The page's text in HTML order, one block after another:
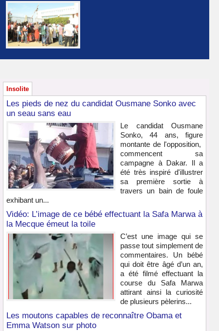
Insolite
Les pieds de nez du candidat Ousmane Sonko avec
un seau sans eau
Le candidat Ousmane
Sonko, 44 ans, figure
montante de l'opposition,
commencent sa
campagne à Dakar. Il a
été très inspiré d'illustrer
sa première sortie à
travers un bain de foule
exhibant un...
Vidéo: L’image de ce bébé effectuant la Safa Marwa à
la Mecque émeut la toile
C’est une image qui se
passe tout simplement de
commentaires. Un bébé
qui doit être âgé d’un an,
a été filmé effectuant la
course du Safa Marwa
attirant ainsi la curiosité
de plusieurs pèlerins...
Les moutons capables de reconnaître Obama et
Emma Watson sur photo